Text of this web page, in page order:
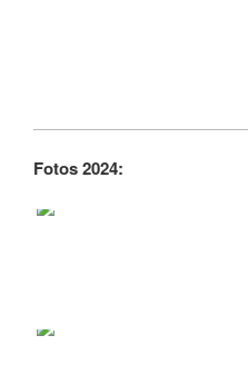
Fotos 2024: